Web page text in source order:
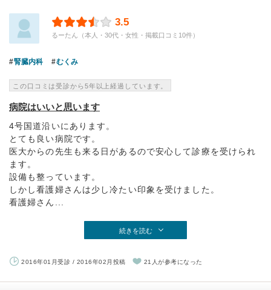
3.5
るーたん（本人・30代・女性・掲載口コミ10件）
腎臓内科 むくみ
この口コミは受診から5年以上経過しています。
病院はいいと思います
4号国道沿いにあります。
とても良い病院です。
医大からの先生も来る日があるので安心して診療を受けられ
ます。
設備も整っています。
しかし看護婦さんは少し冷たい印象を受けました。
看護婦さん...
続きを読む
2016年01月受診 / 2016年02月投稿 21人が参考になった